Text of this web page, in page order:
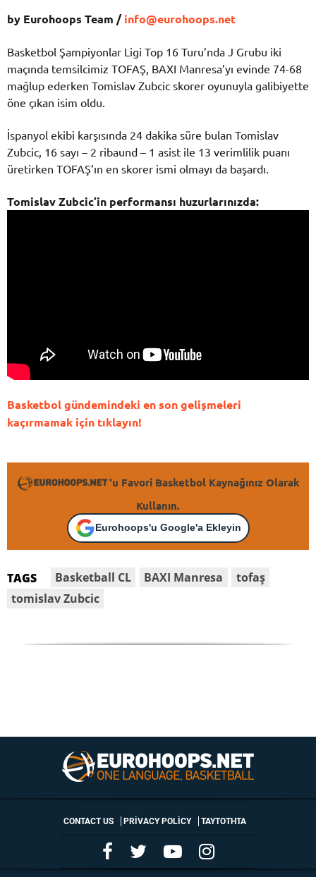
by Eurohoops Team /info@eurohoops.net
Basketbol Şampiyonlar Ligi Top 16 Turu’nda J Grubu iki
maçında temsilcimiz TOFAŞ, BAXI Manresa’yı evinde 74-68
mağlup ederken Tomislav Zubcic skorer oyunuyla galibiyette
öne çıkan isim oldu.
İspanyol ekibi karşısında 24 dakika süre bulan Tomislav
Zubcic, 16 sayı – 2 ribaund – 1 asist ile 13 verimlilik puanı
üretirken TOFAŞ’ın en skorer ismi olmayı da başardı.
Tomislav Zubcic’in performansı huzurlarınızda:
Basketbol gündemindeki en son gelişmeleri
kaçırmamak için tıklayın!
'u Favori Basketbol Kaynağınız Olarak
Kullanın.
Eurohoops'u Google'a Ekleyin
TAGS Basketball CL BAXI Manresa
tofaş
tomislav Zubcic
CONTACT US PRIVACY POLICY ΤΑΥΤΟΤΗΤΑ